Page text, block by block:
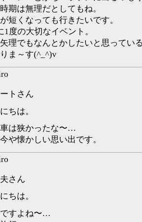
期は無理だとしてもね。
短くなっても行きたいです。
1度の大切なイベント。
理でもなんとかしたいと思ってい
ま～す(^_^)v
トさん
ちは。
は狭かったな〜…
や懐かしい思い出です。
さん
ちは。
すよね〜…